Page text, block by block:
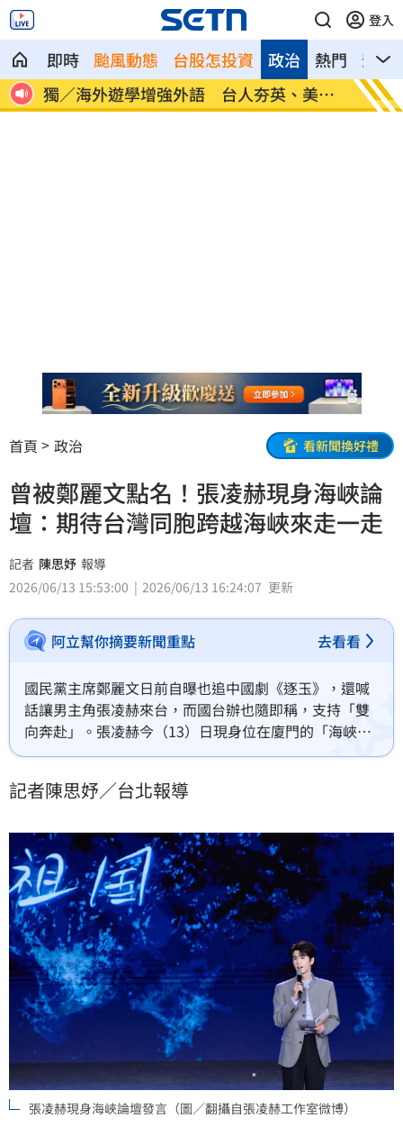
登入
即時 颱風動態 台股怎投資 熱門 影音
政治
30
獨／海外遊學增強外語 台人夯英、美、
加
長尾
因
首頁 政治 看新聞換好禮
曾被鄭麗文點名！張凌赫現身海峽論
壇：期待台灣同胞跨越海峽來走一走
記者 陳思妤 報導
2026/06/13 15:53:00
2026/06/13 16:24:07 更新
阿立幫你摘要新聞重點 去看看
國民黨主席鄭麗文日前自曝也追中國劇《逐玉》，還喊
話讓男主角張凌赫來台，而國台辦也隨即稱，支持「雙
向奔赴」。張凌赫今（13）日現身位在廈門的「海峽論
壇」，他表示收到「很多島內朋友的邀請」，非常期待
著相通的審美和共同的語境」，他堅信，「兩岸同根同
「更多台灣同胞可以跨越海峽，來大陸走一走」。
記者陳思妤／台北報導
張凌赫現身海峽論壇發言（圖／翻攝自張凌赫工作室微博）